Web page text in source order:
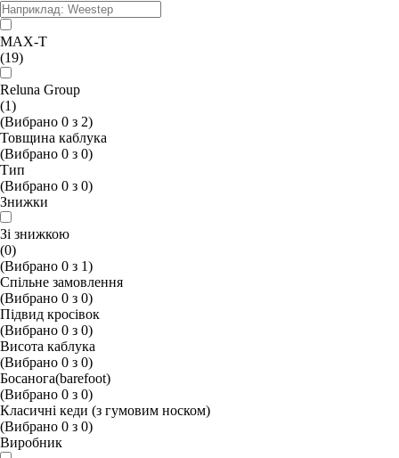
MAX-T
(19)
Reluna Group
(1)
(Вибрано 0 з 2)
Товщина каблука
(Вибрано 0 з 0)
Тип
(Вибрано 0 з 0)
Знижки
Зі знижкою
(0)
(Вибрано 0 з 1)
Спільне замовлення
(Вибрано 0 з 0)
Підвид кросівок
(Вибрано 0 з 0)
Висота каблука
(Вибрано 0 з 0)
Босанога(barefoot)
(Вибрано 0 з 0)
Класичні кеди (з гумовим носком)
(Вибрано 0 з 0)
Виробник